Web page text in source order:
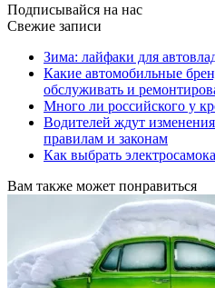
Подписывайся на нас
Свежие записи
Зима: лайфаки для
Какие автомобильные
обслуживать и
Много ли российского у
Водителей ждут
правилам и законам
Как выбрать
Вам также может понравиться